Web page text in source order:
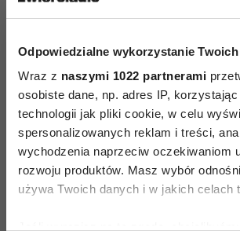
Odpowiedzialne wykorzystanie
Wraz z naszymi 1022 partnerami
osobiste dane, np. adres IP,
technologii jak pliki cookie, w celu
spersonalizowanych reklam i treści,
wychodzenia naprzeciw oczekiwaniom
rozwoju produktów. Masz wybór
używa Twoich danych i w jakich celach